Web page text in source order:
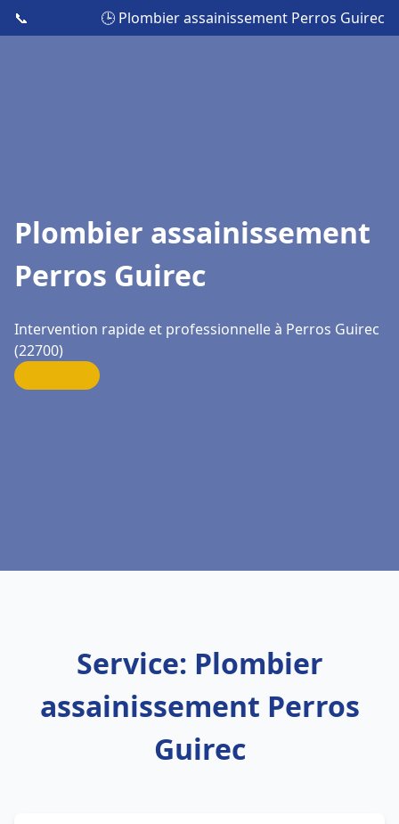
📞 🕒 Plombier assainissement Perros Guirec
Plombier assainissement
Perros Guirec
Intervention rapide et professionnelle à Perros Guirec
(22700)
Service: Plombier
assainissement Perros
Guirec